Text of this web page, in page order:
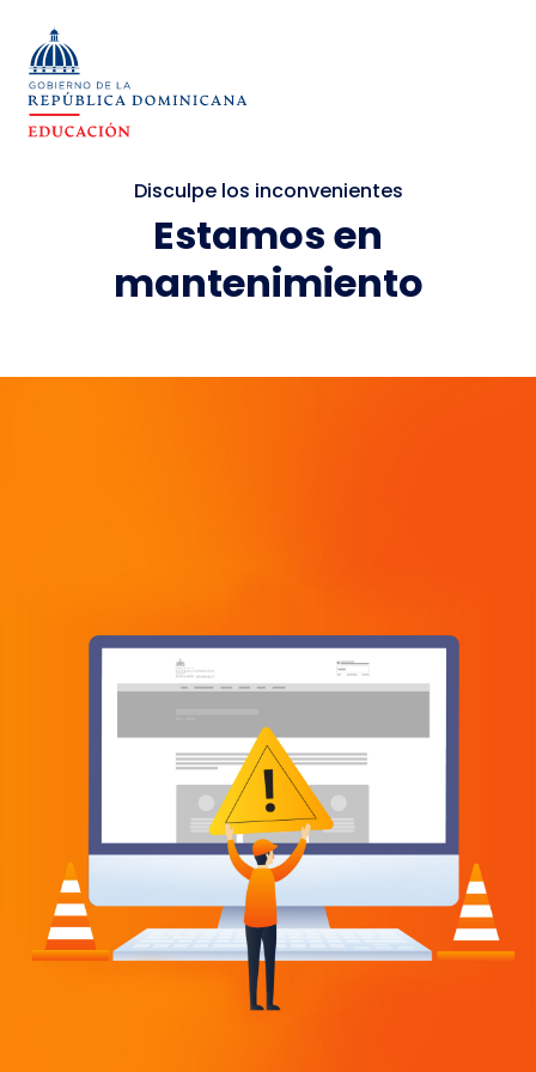
Disculpe los inconvenientes
Estamos en
mantenimiento